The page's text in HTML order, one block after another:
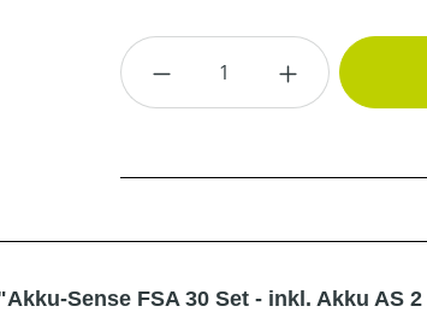
Produkt Anzahl: Gib
Sense FSA 30 Set - inkl. Akku AS